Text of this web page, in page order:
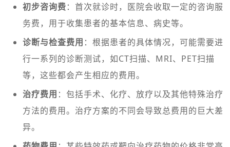
初步咨询费：首次就诊时，医院会收取一定的咨询服
务费，用于收集患者的基本信息、病史等。
诊断与检查费用 ：根据患者的具体情况，可能需要进
行一系列的诊断测试，如CT扫描、MRI、PET扫描
等，这些都会产生相应的费用。
治疗费用 ：包括手术、化疗、放疗以及其他特殊治疗
方法的费用。治疗方案的不同会导致总费用的巨大差
异。